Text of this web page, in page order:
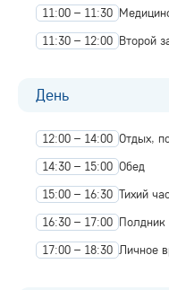
11:00 – 11:30
11:30 – 12:00 Второй
День
12:00 – 14:00 Отдых,
14:30 – 15:00 Обед
15:00 – 16:30 Тихий
16:30 – 17:00 Полдник
17:00 – 18:30 Личное